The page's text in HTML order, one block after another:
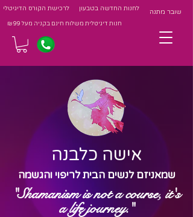
לרכישת הקורס הדיגיטלי לחנות החדשה בטבעון
חנות דיגיטלית משלוח חינם בקניה מעל 99 ₪
שובר מתנה
אישה כלבנה
שמאניזם לנשים הבית לריפוי והגשמה
"Shamanism is not a course, it's
a life journey."